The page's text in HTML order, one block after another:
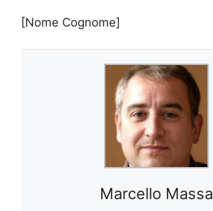
[Nome Cognome]
Marcello Massa